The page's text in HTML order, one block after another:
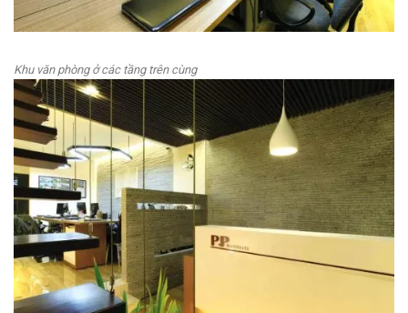
Khu văn phòng ở các tầng trên cùng